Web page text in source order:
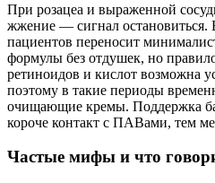
При розацеа и выраженной
жжение — сигнал остановиться.
пациентов переносит
формулы без отдушек, но
ретиноидов и кислот возможна
поэтому в такие периоды
очищающие кремы. Поддержка
короче контакт с ПАВами, тем
Частые мифы и что